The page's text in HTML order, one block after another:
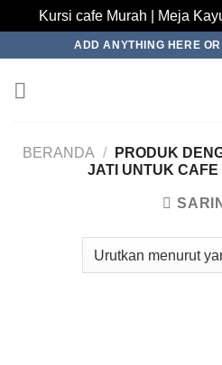
Kursi cafe Murah | Meja
content
ADD ANYTHING HERE
BERANDA /
PRODUK
JATI UNTUK CAFE